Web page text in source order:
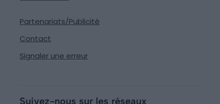
Partenariats/Publicité
Contact
Signaler une erreur
Suivez-nous sur les réseaux